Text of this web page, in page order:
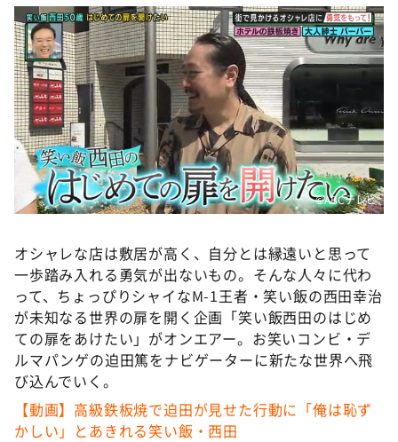
探偵！ナイトスクープ
news おかえり
河合＆A.B.C-Z塚田×福井アナ「なんでやねん！？」
（news おかえり）
DAIGOも台所 ～きょうの献立 何にする？～
本日はダイアンなり！シーズン２
朝だ！生です旅サラダ
教えて！ニュースライブ 正義のミカタ
新婚さんいらっしゃい！
ポツンと一軒家
ザキ山小屋本館
ぺこぱのまるスポ
アナ回覧板
©ABCテレビ
オシャレな店は敷居が高く、自分とは縁遠いと思って
一歩踏み入れる勇気が出ないもの。そんな人々に代わ
って、ちょっぴりシャイなM-1王者・笑い飯の西田幸治
が未知なる世界の扉を開く企画「笑い飯西田のはじめ
ての扉をあけたい」がオンエアー。お笑いコンビ・デ
ルマパンゲの迫田篤をナビゲーターに新たな世界へ飛
び込んでいく。
【動画】高級鉄板焼で迫田が見せた行動に「俺は恥ず
かしい」とあきれる笑い飯・西田